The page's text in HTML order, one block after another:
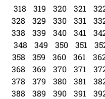
318
319 320 321
328
329 330 331
338
339 340 341
348
349 350 351
358
359 360 361
368
369 370 371
378
379 380 381
388
389 390 391